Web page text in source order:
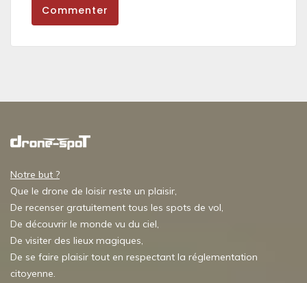
Commenter
Notre but ?
Que le drone de loisir reste un plaisir,
De recenser gratuitement tous les spots de vol,
De découvrir le monde vu du ciel,
De visiter des lieux magiques,
De se faire plaisir tout en respectant la réglementation
citoyenne.